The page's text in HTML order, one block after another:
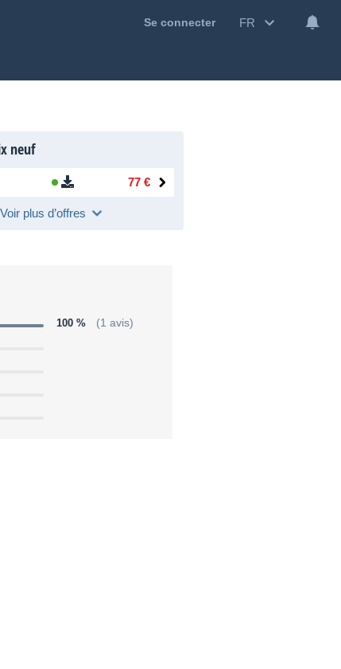
Se connecter FR
neuf
77 €
Voir plus d’offres
100 % (1 avis)